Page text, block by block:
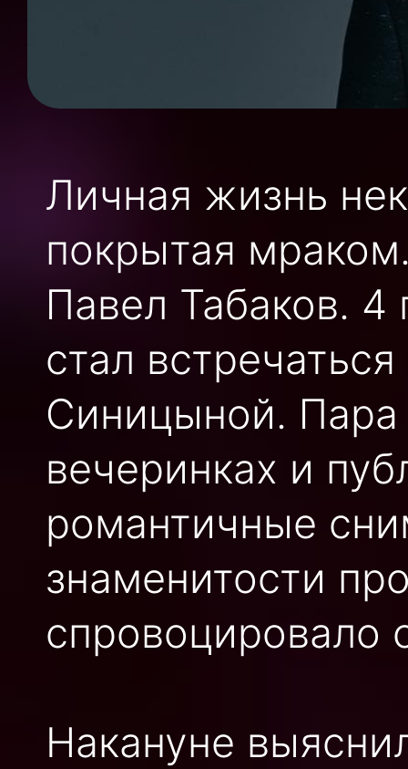
Личная жизнь
покрытая
Павел Табаков. 4
стал
Синицыной. Пара
вечеринках и
романтичные
знаменитости
спровоцировало
Накануне